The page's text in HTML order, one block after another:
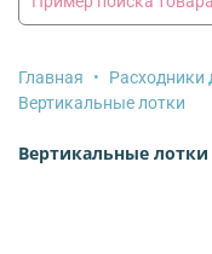
Главная Расходники
Вертикальные лотки
Вертикальные лотки